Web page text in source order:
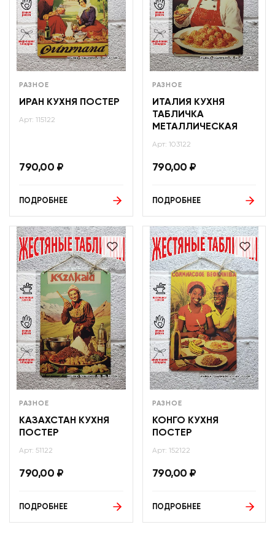
РАЗНОЕ
ИРАН КУХНЯ ПОСТЕР
Арт: 115122
790,00 ₽
ПОДРОБНЕЕ
РАЗНОЕ
ИТАЛИЯ КУХНЯ
ТАБЛИЧКА
МЕТАЛЛИЧЕСКАЯ
Арт: 103122
790,00 ₽
ПОДРОБНЕЕ
РАЗНОЕ
КАЗАХСТАН КУХНЯ
ПОСТЕР
Арт: 51122
790,00 ₽
ПОДРОБНЕЕ
РАЗНОЕ
КОНГО КУХНЯ
ПОСТЕР
Арт: 152122
790,00 ₽
ПОДРОБНЕЕ